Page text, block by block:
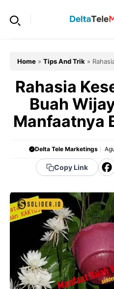
Home » Tips And Trik »
Rahasia
Buah
Manfaatnya
Delta Tele Marketings
Copy Link
F
c
e
b
o
o
k